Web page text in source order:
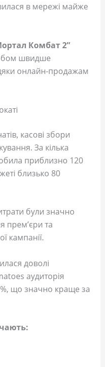
в мережі майже
Комбат 2”
швидше
онлайн-продажам
касові збори
За кілька
приблизно 120
близько 80
були значно
прем’єри та
кампанії.
доволі
аудиторія
що значно краще за